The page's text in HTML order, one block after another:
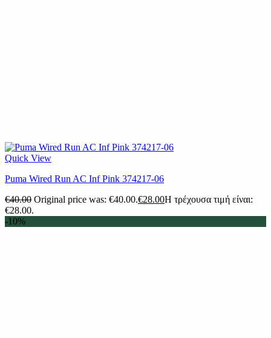
Quick View
Puma Wired Run AC Inf Pink 374217-06
€40.00 Original price was: €40.00.€28.00Η τρέχουσα τιμή είναι:
€28.00.
-10%